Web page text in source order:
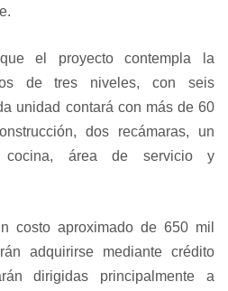
el proyecto contempla la
de tres niveles, con seis
unidad contará con más de 60
dos recámaras, un
cocina, área de servicio y
costo aproximado de 650 mil
adquirirse mediante crédito
dirigidas principalmente a